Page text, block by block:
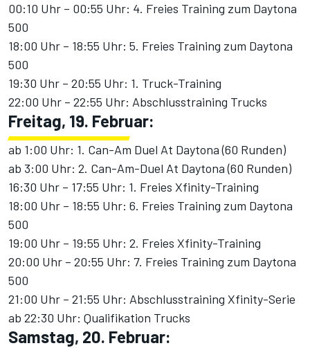
00:10 Uhr – 00:55 Uhr: 4. Freies Training zum Daytona
500
18:00 Uhr – 18:55 Uhr: 5. Freies Training zum Daytona
500
19:30 Uhr – 20:55 Uhr: 1. Truck-Training
22:00 Uhr – 22:55 Uhr: Abschlusstraining Trucks
Freitag, 19. Februar:
ab 1:00 Uhr: 1. Can-Am Duel At Daytona (60 Runden)
ab 3:00 Uhr: 2. Can-Am-Duel At Daytona (60 Runden)
16:30 Uhr – 17:55 Uhr: 1. Freies Xfinity-Training
18:00 Uhr – 18:55 Uhr: 6. Freies Training zum Daytona
500
19:00 Uhr – 19:55 Uhr: 2. Freies Xfinity-Training
20:00 Uhr – 20:55 Uhr: 7. Freies Training zum Daytona
500
21:00 Uhr – 21:55 Uhr: Abschlusstraining Xfinity-Serie
ab 22:30 Uhr: Qualifikation Trucks
Samstag, 20. Februar: